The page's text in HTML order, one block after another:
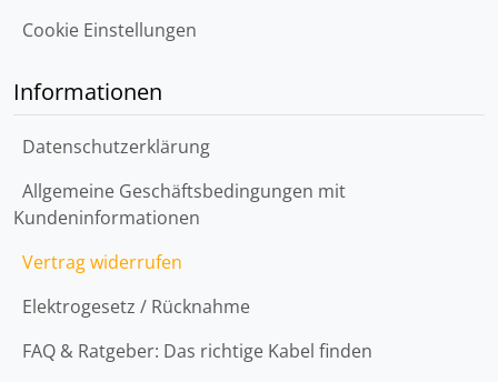
Cookie Einstellungen
Informationen
Datenschutzerklärung
Allgemeine Geschäftsbedingungen mit
Kundeninformationen
Vertrag widerrufen
Elektrogesetz / Rücknahme
FAQ & Ratgeber: Das richtige Kabel finden